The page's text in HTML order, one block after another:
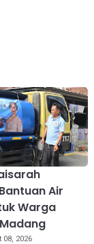
Air
Warga
08, 2026